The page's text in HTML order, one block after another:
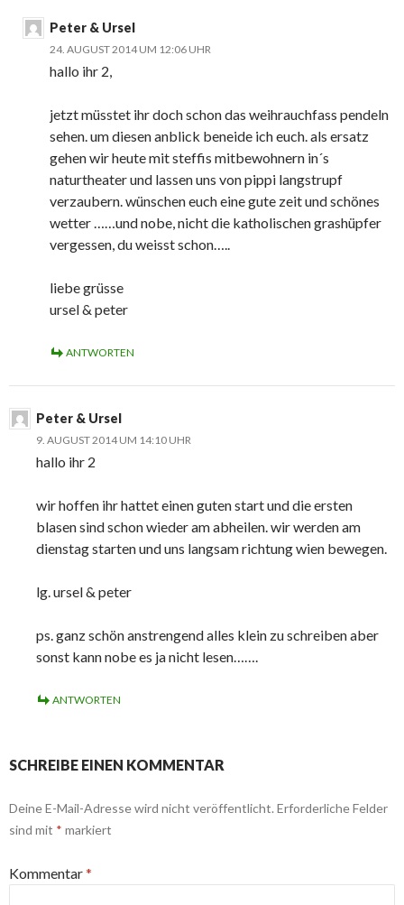
Peter & Ursel
24. AUGUST 2014 UM 12:06 UHR
hallo ihr 2,
jetzt müsstet ihr doch schon das weihrauchfass pendeln
sehen. um diesen anblick beneide ich euch. als ersatz
gehen wir heute mit steffis mitbewohnern in´s
naturtheater und lassen uns von pippi langstrupf
verzaubern. wünschen euch eine gute zeit und schönes
wetter ……und nobe, nicht die katholischen grashüpfer
vergessen, du weisst schon…..
liebe grüsse
ursel & peter
ANTWORTEN
Peter & Ursel
9. AUGUST 2014 UM 14:10 UHR
hallo ihr 2
wir hoffen ihr hattet einen guten start und die ersten
blasen sind schon wieder am abheilen. wir werden am
dienstag starten und uns langsam richtung wien bewegen.
lg. ursel & peter
ps. ganz schön anstrengend alles klein zu schreiben aber
sonst kann nobe es ja nicht lesen…….
ANTWORTEN
SCHREIBE EINEN KOMMENTAR
Deine E-Mail-Adresse wird nicht veröffentlicht. Erforderliche Felder
sind mit * markiert
Kommentar*